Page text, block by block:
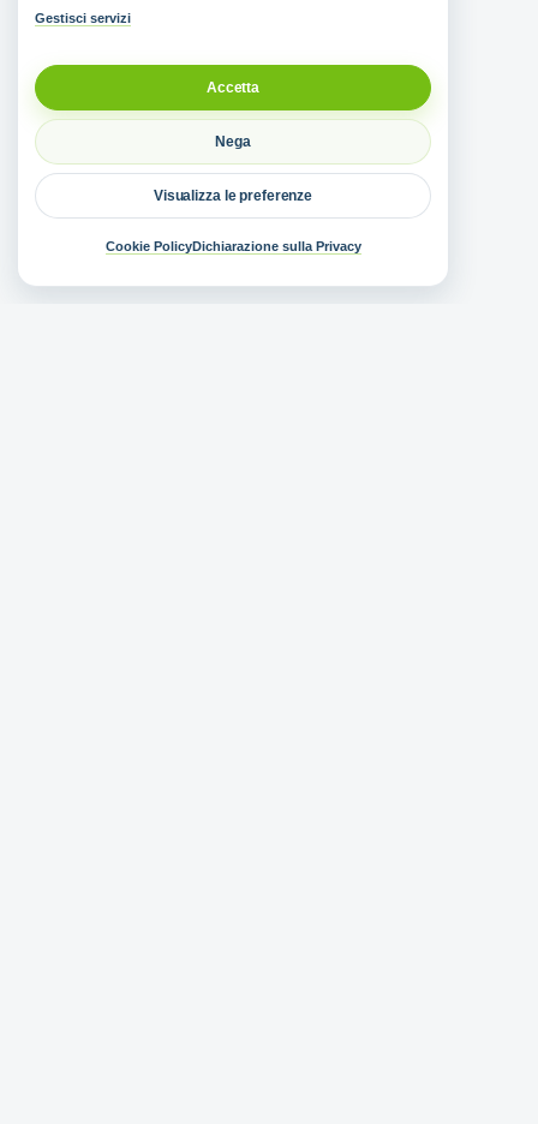
Gestisci servizi
Accetta
Nega
Visualizza le preferenze
Cookie PolicyDichiarazione sulla Privacy